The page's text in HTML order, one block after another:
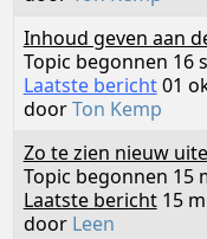
Inhoud geven aan
Topic begonnen 16
Laatste bericht01
doorTon Kemp
Zo te zien nieuw
Topic begonnen 15
Laatste bericht15
door Leen